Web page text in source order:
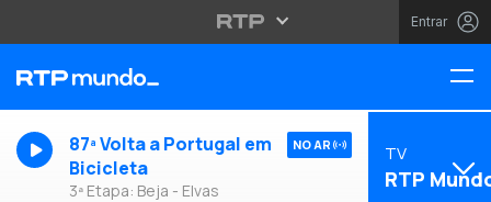
Entrar
87ª Volta a Portugal em
Bicicleta
3ª Etapa: Beja - Elvas
NO AR TV
RTP